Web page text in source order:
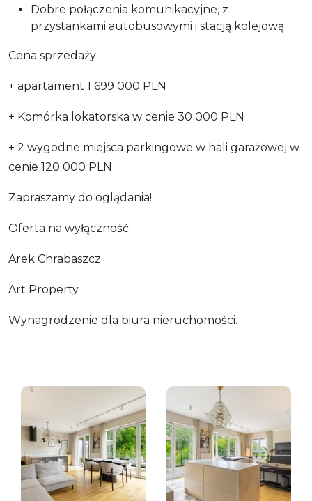
Dobre połączenia komunikacyjne, z
przystankami autobusowymi i stacją kolejową
Cena sprzedaży:
+ apartament 1 699 000 PLN
+ Komórka lokatorska w cenie 30 000 PLN
+ 2 wygodne miejsca parkingowe w hali garażowej w
cenie 120 000 PLN
Zapraszamy do oglądania!
Oferta na wyłączność.
Arek Chrabaszcz
Art Property
Wynagrodzenie dla biura nieruchomości.